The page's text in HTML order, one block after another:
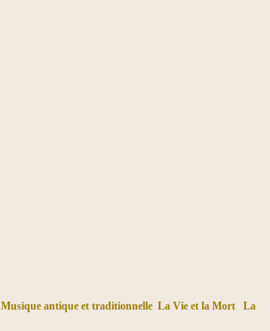
Musique antique et traditionnelle La Vie et la Mort
La